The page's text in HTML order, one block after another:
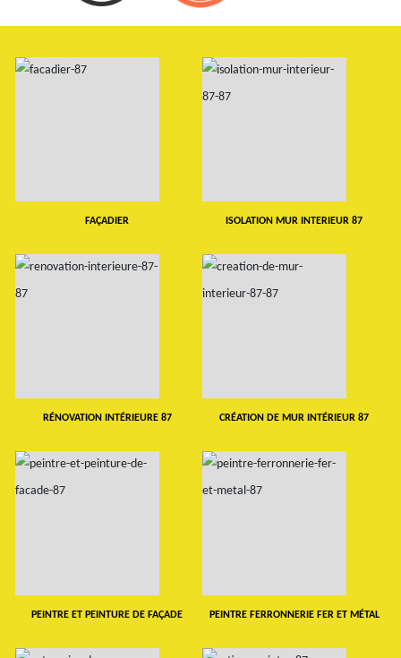
FAÇADIER ISOLATION MUR INTERIEUR 87
RÉNOVATION INTÉRIEURE 87 CRÉATION DE MUR INTÉRIEUR 87
PEINTRE ET PEINTURE DE FAÇADE PEINTRE FERRONNERIE FER ET MÉTAL